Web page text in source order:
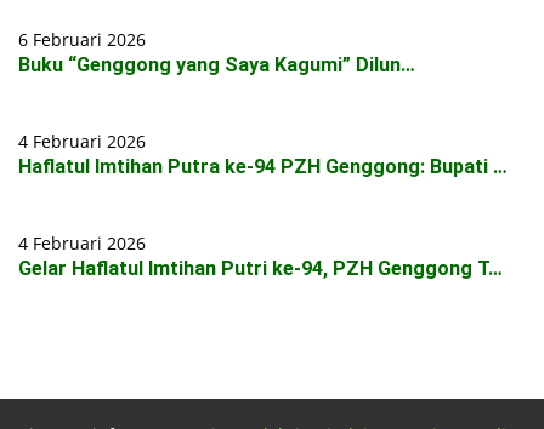
6 Februari 2026
Buku “Genggong yang Saya Kagumi” Dilun…
4 Februari 2026
Haflatul Imtihan Putra ke-94 PZH Genggong: Bupati …
4 Februari 2026
Gelar Haflatul Imtihan Putri ke-94, PZH Genggong T…